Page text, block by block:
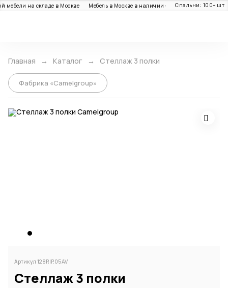
на складе в Москве Мебель в Москве в наличии: Спальни: 100+ шт
Главная Каталог Стеллаж 3 полки
Фабрика «Camelgroup»
Артикул 128RIP.05AV
Стеллаж 3 полки